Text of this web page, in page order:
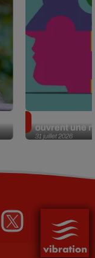
31 juillet 2026
ouvrent une